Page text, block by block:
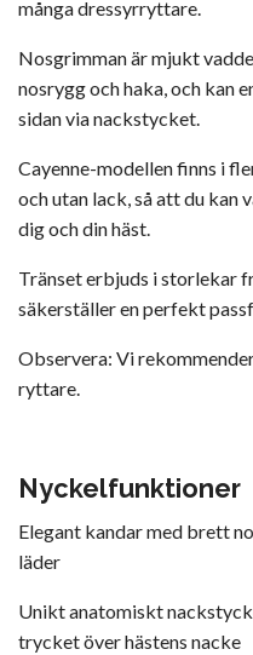
många dressyrryttare.
Nosgrimman är mjukt
nosrygg och haka, och kan
sidan via nackstycket.
Cayenne-modellen finns i
och utan lack, så att du kan
dig och din häst.
Tränset erbjuds i storlekar
säkerställer en perfekt
Observera: Vi
ryttare.
Nyckelfunktioner
Elegant kandar med brett
läder
Unikt anatomiskt
trycket över hästens nacke